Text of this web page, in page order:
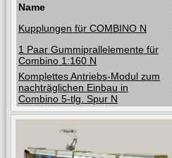
Name
Kupplungen für COMBINO N
1 Paar Gummiprallelemente für
Combino 1:160 N
Komplettes Antriebs-Modul zum
nachträglichen Einbau in
Combino 5-tlg. Spur N